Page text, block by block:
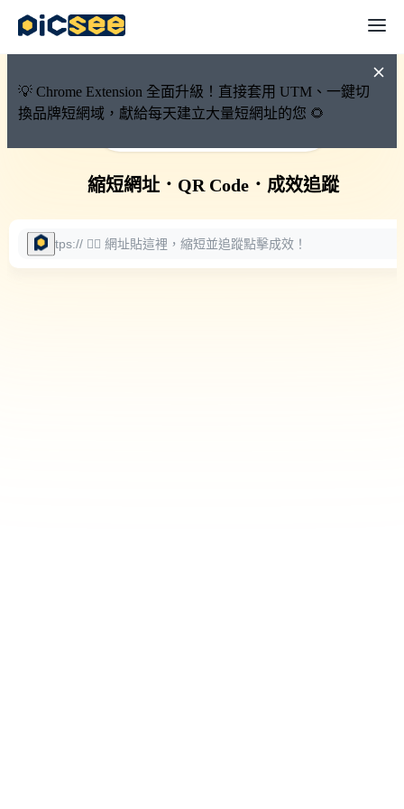
💡 Chrome Extension 全面升級！直接套用 UTM、一鍵切
換品牌短網域，獻給每天建立大量短網址的您 🌻
🚀 PicSee 短網址永久有效
縮短網址． QR Code． 成效追蹤